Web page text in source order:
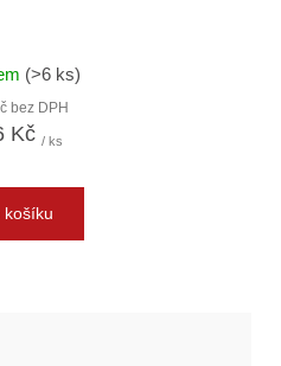
(>6 ks)
bez DPH
Kč / ks
košíku